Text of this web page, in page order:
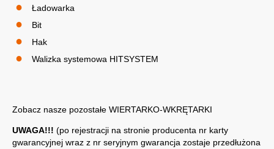
Ładowarka
Bit
Hak
Walizka systemowa HITSYSTEM
Zobacz nasze pozostałe WIERTARKO-WKRĘTARKI
UWAGA!!! (po rejestracji na stronie producenta nr karty
gwarancyjnej wraz z nr seryjnym gwarancja zostaje przedłużona